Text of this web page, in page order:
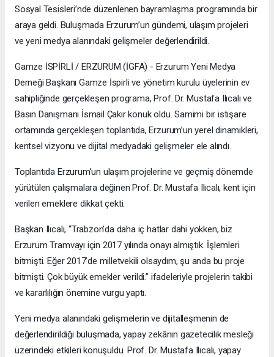
Sosyal Tesisleri’nde düzenlenen bayramlaşma programında bir
araya geldi. Buluşmada Erzurum’un gündemi, ulaşım projeleri
ve yeni medya alanındaki gelişmeler değerlendirildi.
Gamze İSPİRLİ / ERZURUM (İGFA) - Erzurum Yeni Medya
Derneği Başkanı Gamze İspirli ve yönetim kurulu üyelerinin ev
sahipliğinde gerçekleşen programa, Prof. Dr. Mustafa Ilıcalı ve
Basın Danışmanı İsmail Çakır konuk oldu. Samimi bir istişare
ortamında gerçekleşen toplantıda, Erzurum’un yerel dinamikleri,
kentsel vizyonu ve dijital medyadaki gelişmeler ele alındı.
Toplantıda Erzurum’un ulaşım projelerine ve geçmiş dönemde
yürütülen çalışmalara değinen Prof. Dr. Mustafa Ilıcalı, kent için
verilen emeklere dikkat çekti.
Başkan Ilıcalı, “Trabzon’da daha iç hatlar dahi yokken, biz
Erzurum Tramvayı için 2017 yılında onayı almıştık. İşlemleri
bitmişti. Eğer 2017’de milletvekili olsaydım, şu anda bu proje
bitmişti. Çok büyük emekler verildi.” ifadeleriyle projelerin takibi
ve kararlılığın önemine vurgu yaptı.
Yeni medya alanındaki gelişmelerin ve dijitalleşmenin de
değerlendirildiği buluşmada, yapay zekânın gazetecilik mesleği
üzerindeki etkileri konuşuldu. Prof. Dr. Mustafa Ilıcalı, yapay